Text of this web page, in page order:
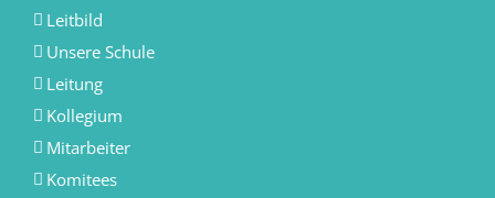
Leitbild
Unsere Schule
Leitung
Kollegium
Mitarbeiter
Komitees